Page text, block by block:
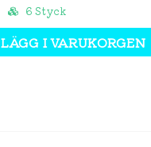
6 Styck
LÄGG I VARUKORGEN